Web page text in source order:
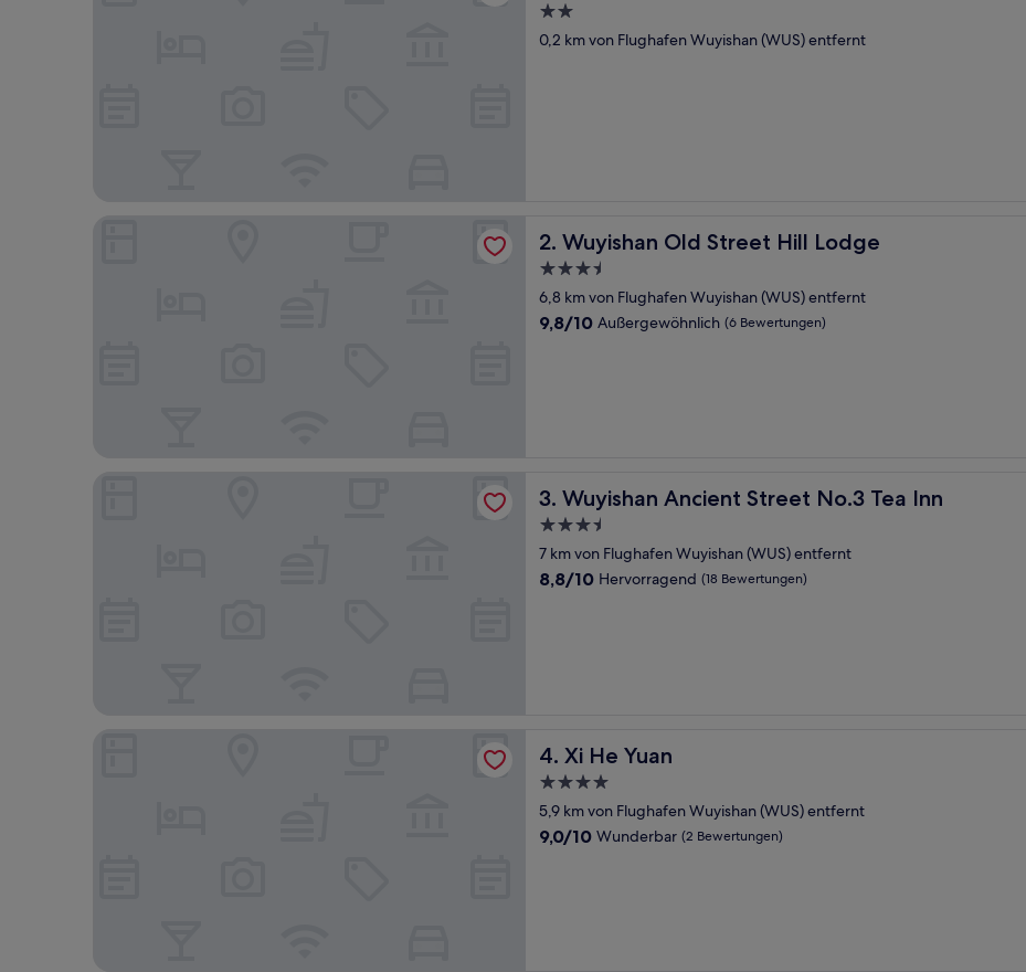
2.0-
Sterne-
0,2 km von Flughafen Wuyishan (WUS) entfernt
2. Wuyishan Old Street Hill Lodge
Wuyishan Old Street Hill Lodge
3.5-
Sterne-
Unterkunft
6,8 km von Flughafen Wuyishan (WUS) entfernt
9.8
9,8/10 Außergewöhnlich (6 Bewertungen)
Wuyishan Old Street Hill Lodge
3. Wuyishan Ancient Street No.3 Tea Inn
Wuyishan Ancient Street No.3 Tea Inn
3.5-
Sterne-
Unterkunft
7 km von Flughafen Wuyishan (WUS) entfernt
8.8
8,8/10 Hervorragend (18 Bewertungen)
4. Xi He Yuan
Xi He Yuan
4.0-
Sterne-
Unterkunft
5,9 km von Flughafen Wuyishan (WUS) entfernt
9.0
9,0/10 Wunderbar (2 Bewertungen)
Xi He Yuan